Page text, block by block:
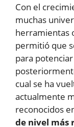
Con el
muchas
herramientas
permitió que
para
cual se ha
actualmente
reconocidos
de nivel más